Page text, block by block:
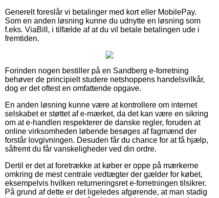
Generelt foreslår vi betalinger med kort eller MobilePay.
Som en anden løsning kunne du udnytte en løsning som
f.eks. ViaBill, i tilfælde af at du vil betale betalingen ude i
fremtiden.
Forinden nogen bestiller på en Sandberg e-forretning
behøver de principielt studere netshoppens handelsvilkår,
dog er det oftest en omfattende opgave.
En anden løsning kunne være at kontrollere om internet
selskabet er støttet af e-mærket, da det kan være en sikring
om at e-handlen respekterer de danske regler, foruden at
online virksomheden løbende besøges af fagmænd der
forstår lovgivningen. Desuden får du chance for at få hjælp,
såfremt du får vanskeligheder ved din ordre.
Dertil er det at foretrække at køber er oppe på mærkerne
omkring de mest centrale vedtægter der gælder for købet,
eksempelvis hvilken returneringsret e-forretningen tilsikrer.
På grund af dette er det ligeledes afgørende, at man stadig